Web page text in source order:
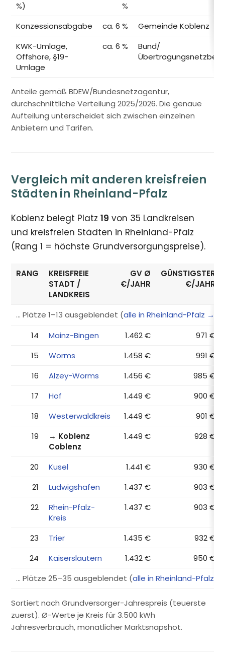
%)
%
Konzessionsabgabe ca. 6 %
Gemeinde Koblenz
KWK-Umlage,
Offshore, §19-
Umlage
ca. 6 %
Bund/
Anteile gemäß BDEW/Bundesnetzagentur,
durchschnittliche Verteilung 2025/2026. Die genaue
Aufteilung unterscheidet sich zwischen einzelnen
Anbietern und Tarifen.
Vergleich mit anderen kreisfreien
Städten in Rheinland-Pfalz
Koblenz belegt Platz19 von 35 Landkreisen
und kreisfreien Städten in Rheinland-Pfalz
(Rang 1 = höchste Grundversorgungspreise).
RANG
KREISFREIE
STADT /
LANDKREIS
GV Ø
€/JAHR
GÜNSTIGSTER
€/JAHR
… Plätze 1–13 ausgeblendet (alle in Rheinland-Pfalz →
14
Mainz-Bingen 1.462 €
971 €
15
Worms 1.458 €
991 €
16
Alzey-Worms 1.456 €
985 €
17
Hof 1.449 €
900 €
18
Westerwaldkreis 1.449 €
901 €
19
→ Koblenz
Coblenz
1.449 € 928 €
20 Kusel 1.441 €
930 €
21
Ludwigshafen 1.437 €
903 €
22
Rhein-Pfalz-
Kreis
1.437 € 903 €
23 Trier 1.435 €
932 €
24
Kaiserslautern 1.432 €
950 €
… Plätze 25–35 ausgeblendet (alle in Rheinland-Pfalz →
Sortiert nach Grundversorger-Jahrespreis (teuerste
zuerst). Ø-Werte je Kreis für 3.500 kWh
Jahresverbrauch, monatlicher Marktsnapshot.